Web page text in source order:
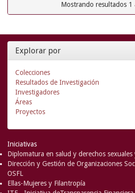
Mostrando resultados 1
Explorar por
Colecciones
Resultados de Investigación
Investigadores
Áreas
Proyectos
Iniciativas
Diplomatura en salud y derechos
Dirección y Gestión de Organizaciones
OSFL
Ellas-Mujeres y Filantropía